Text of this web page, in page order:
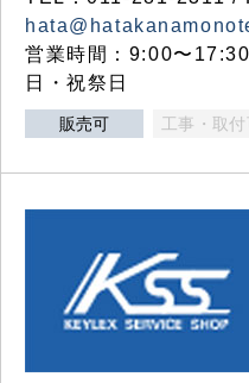
営業時間：9:00〜
日・祝祭日
販売可 工事・取付